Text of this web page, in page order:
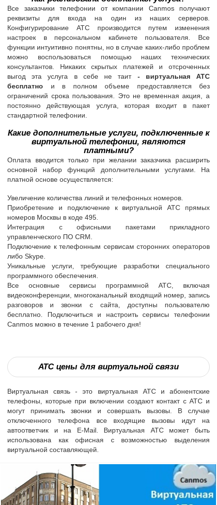
Все заказчики телефонии от компании Canmos получают
реквизиты для входа на один из наших серверов.
Конфигурирование АТС производится путем изменения
настроек в персональном кабинете пользователя. Все
функции интуитивно понятны, но в случае каких-либо проблем
можно воспользоваться помощью наших технических
консультантов. Никаких скрытых платежей и отсроченных
выгод эта услуга в себе не таит - виртуальная АТС
бесплатно и в полном объеме предоставляется без
ограничений срока пользования. Это не временная акция, а
постоянно действующая услуга, которая входит в пакет
стандартной телефонии.
Какие дополнительные услуги, подключенные к
виртуальной телефонии, являются
платными?
Оплата вводится только при желании заказчика расширить
основной набор функций дополнительными услугами. На
платной основе осуществляется:
Увеличение количества линий и телефонных номеров.
Приобретение и подключение к виртуальной АТС прямых
номеров Москвы в коде 495.
Интеграция с офисными пакетами прикладного
управленческого ПО CRM.
Подключение к телефонным сервисам сторонних операторов
либо Skype.
Уникальные услуги, требующие разработки специального
программного обеспечения.
Все основные сервисы программной АТС, включая
видеоконференции, многоканальный входящий номер, запись
разговоров и звонки с сайта, доступны пользователю
бесплатно. Подключиться и настроить сервисы телефонии
Canmos можно в течение 1 рабочего дня!
АТС цены для виртуальной связи
Виртуальная связь - это виртуальная АТС и абонентские
телефоны, которые при включении создают контакт с АТС и
могут принимать звонки и совершать вызовы. В случае
отключенного телефона все входящие вызовы идут на
автоответчик и на E-Mail. Виртуальная АТС может быть
использована как офисная с возможностью выделения
виртуальной составляющей.